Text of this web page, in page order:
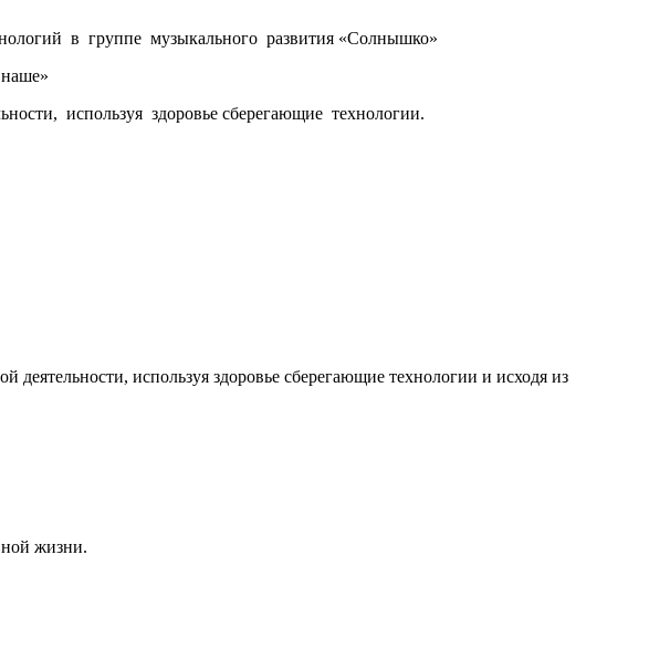
в группе музыкального развития «Солнышко»
используя здоровье сберегающие технологии.
используя здоровье сберегающие технологии и исходя из
жизни.